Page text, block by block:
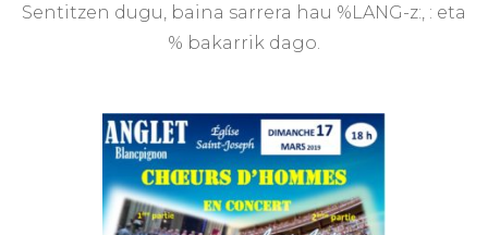
Sentitzen dugu, baina sarrera hau %LANG-z:, : eta
% bakarrik dago.